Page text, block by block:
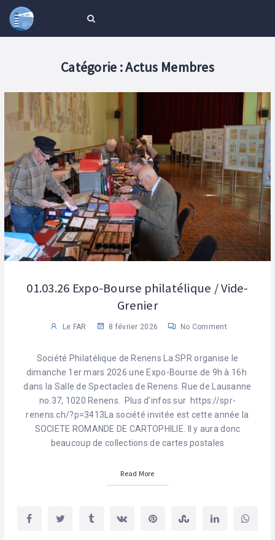
Catégorie :Actus Membres
01.03.26 Expo-Bourse philatélique / Vide-
Grenier
Le FAR 8 février 2026 No Comment
Société Philatélique de Renens La SPR organise le
dimanche 1er mars 2026 une Expo-Bourse de 9h à 16h
dans la Salle de Spectacles de Renens. Rue de Lausanne
no.37, 1020 Renens. Plus d'infos sur https://spr-
renens.ch/?p=3413La société invitée est cette année la
SOCIETE ROMANDE DE CARTOPHILIE. Il y aura donc
beaucoup de collections de cartes postales
Read More